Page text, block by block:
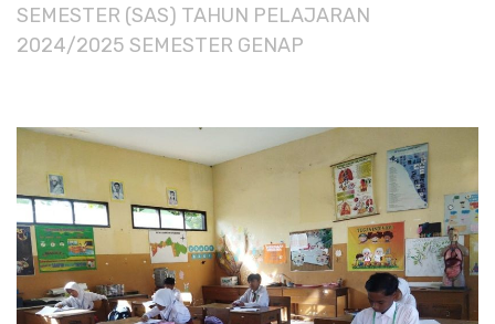
SEMESTER (SAS) TAHUN PELAJARAN
2024/2025 SEMESTER GENAP